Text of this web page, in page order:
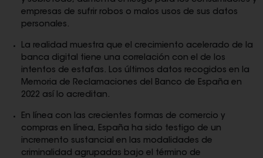
empresas de sufrir robos o malos usos de sus datos
personales.
La realidad muestra que el crecimiento acelerado de la
banca digital tiene una correlación con el de los
intentos de estafas. Los últimos datos recogidos en la
Memoria de Reclamaciones del Banco de España en
2022 así lo acreditan.
En línea con las crecientes formas de comercio y
compras en línea, España ha sido testigo de un
incremento sustancial en las modalidades de
criminalidad agrupadas bajo el término de